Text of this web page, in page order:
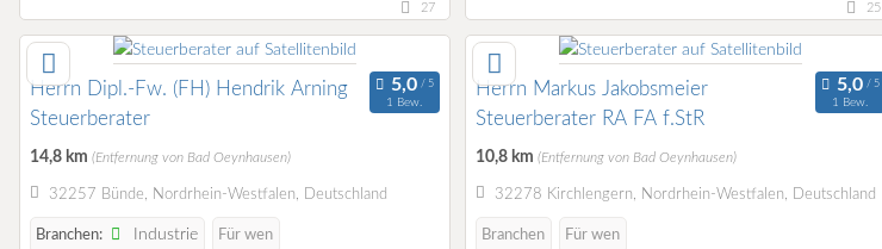
27 25
Herrn Dipl.-Fw. (FH) Hendrik Arning
Steuerberater
1 Bew.
14,8 km (Entfernung von Bad Oeynhausen)
32257 Bünde, Nordrhein-Westfalen, Deutschland
Branchen: Industrie Für wen
Herrn Markus Jakobsmeier
Steuerberater RA FA f.StR
1 Bew.
10,8 km (Entfernung von Bad Oeynhausen)
32278 Kirchlengern, Nordrhein-Westfalen, Deutschland
Branchen Für wen